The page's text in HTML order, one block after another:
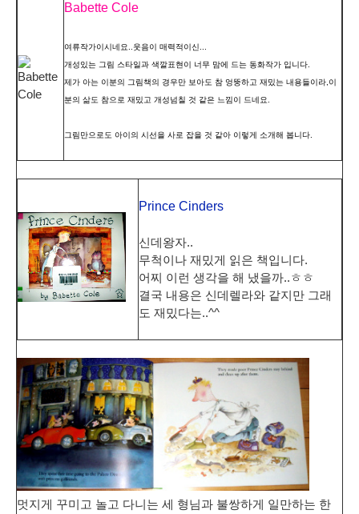
Babette Cole
여류작가이시네요..웃음이 매력적이신...
개성있는 그림 스타일과 색깔표현이 너무 맘에 드는 동화작가 입니다.
제가 아는 이분의 그림책의 경우만 보아도 참 엉뚱하고 재밌는 내용들이라, 이
분의 삶도 참으로 재밌고 개성넘칠 것 같은 느낌이 드네요.
그림만으로도 아이의 시선을 사로 잡을 것 같아 이렇게 소개해 봅니다.
Prince Cinders
신데왕자..
무척이나 재밌게 읽은 책입니다.
어찌 이런 생각을 해 냈을까..ㅎㅎ
결국 내용은 신데렐라와 같지만 그래
도 재밌다는..^^
멋지게 꾸미고 놀고 다니는 세 형님과 불쌍하게 일만하는 한